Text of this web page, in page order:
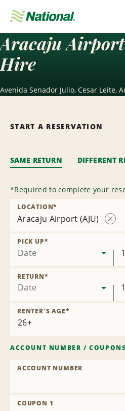
Navigation
Aracaju
Hire
Avenida Senador Julio, Cesar Leite,
START A RESERVATION
SAME RETURN DIFFERENT
*Required to complete your
Aracaju Airport (AJU)
LOCATION*
Date
PICK UP*
Date
RETURN*
RENTER'S AGE*
ACCOUNT NUMBER /COUPONS
ACCOUNT NUMBER
COUPON 1